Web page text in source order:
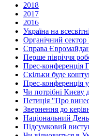
2018
2017
2016
Україна на
Органічний сектор
Справа
Перше півріччя
Прес-конференція
Скільки буде
Прес-конференція
Чи потрібні Києву
Петиція "Про
Звернення до
Національний
Підсумковий